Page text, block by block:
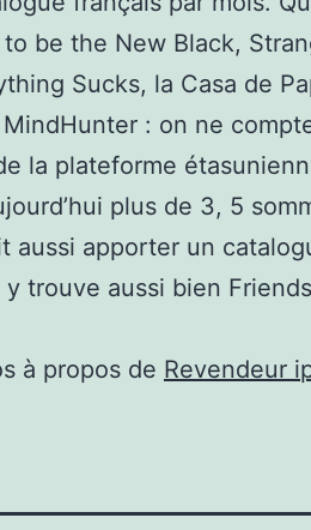
be the New Black,
Sucks, la Casa de
: on ne
la plateforme
plus de 3, 5
aussi apporter un
trouve aussi bien Friends
à propos de Revendeur